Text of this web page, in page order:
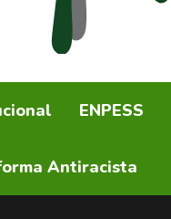
ENPESS
Antiracista